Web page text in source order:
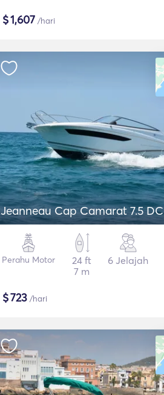
$1,607 /hari
Jeanneau Cap Camarat 7.5 DC
Perahu Motor
24 ft
7 m
6 Jelajah
$723 /hari